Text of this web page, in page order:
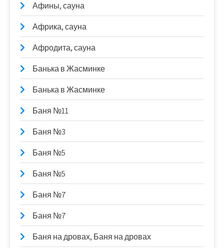
Афины, сауна
Африка, сауна
Афродита, сауна
Банька в Жасминке
Банька в Жасминке
Баня №11
Баня №3
Баня №5
Баня №5
Баня №7
Баня №7
Баня на дровах, Баня на дровах